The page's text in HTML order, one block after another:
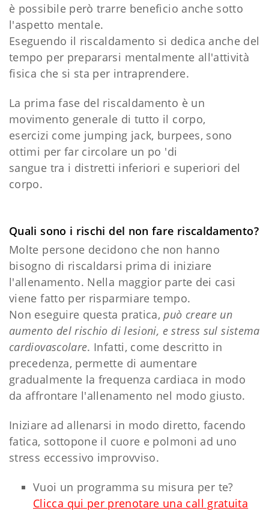
è possibile però trarre beneficio anche sotto
l'aspetto mentale.
Eseguendo il riscaldamento si dedica anche del
tempo per prepararsi mentalmente all'attività
fisica che si sta per intraprendere.
La prima fase del riscaldamento è un
movimento generale di tutto il corpo,
esercizi come jumping jack, burpees, sono
ottimi per far circolare un po 'di
sangue tra i distretti inferiori e superiori del
corpo.
Quali sono i rischi del non fare riscaldamento?
Molte persone decidono che non hanno
bisogno di riscaldarsi prima di iniziare
l'allenamento. Nella maggior parte dei casi
viene fatto per risparmiare tempo.
Non eseguire questa pratica,può creare un
aumento del rischio di lesioni, e stress sul sistema
cardiovascolare. Infatti, come descritto in
precedenza, permette di aumentare
gradualmente la frequenza cardiaca in modo
da affrontare l'allenamento nel modo giusto.
Iniziare ad allenarsi in modo diretto, facendo
fatica, sottopone il cuore e polmoni ad uno
stress eccessivo improvviso.
Vuoi un programma su misura per te?
Clicca qui per prenotare una call gratuita